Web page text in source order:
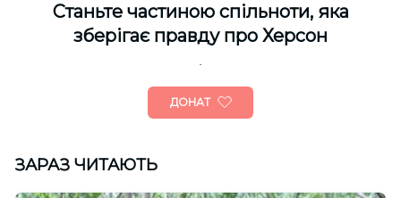
Cтаньте частиною спільноти, яка
зберігає правду про Херсон
ДОНАТ
ЗАРАЗ ЧИТАЮТЬ